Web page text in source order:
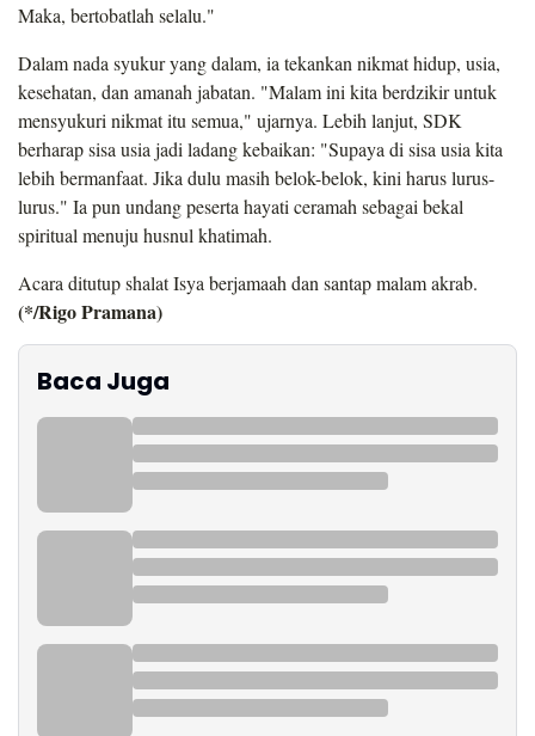
Maka, bertobatlah selalu."
Dalam nada syukur yang dalam, ia tekankan nikmat hidup, usia,
kesehatan, dan amanah jabatan. "Malam ini kita berdzikir untuk
mensyukuri nikmat itu semua," ujarnya. Lebih lanjut, SDK
berharap sisa usia jadi ladang kebaikan: "Supaya di sisa usia kita
lebih bermanfaat. Jika dulu masih belok-belok, kini harus lurus-
lurus." Ia pun undang peserta hayati ceramah sebagai bekal
spiritual menuju husnul khatimah.
Acara ditutup shalat Isya berjamaah dan santap malam akrab.
(*/Rigo Pramana)
Baca Juga